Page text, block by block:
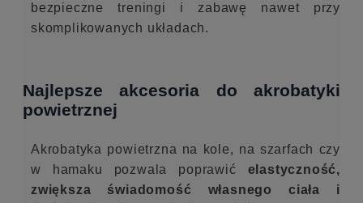
bezpieczne treningi i zabawę nawet przy
skomplikowanych układach.
Najlepsze akcesoria do akrobatyki
powietrznej
Akrobatyka powietrzna na kole, na szarfach czy
w hamaku pozwala poprawić elastyczność,
zwiększa świadomość własnego ciała i